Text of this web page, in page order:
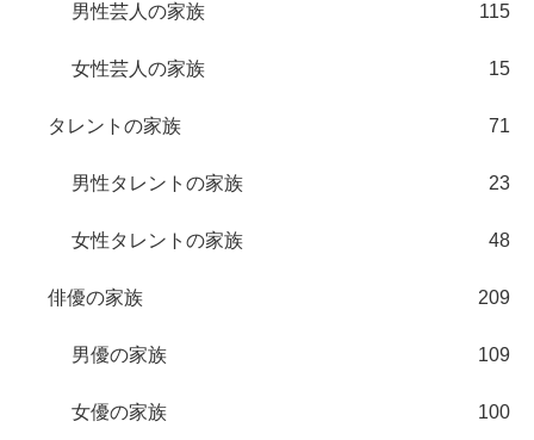
男性芸人の家族 115
女性芸人の家族 15
タレントの家族 71
男性タレントの家族 23
女性タレントの家族 48
俳優の家族 209
男優の家族 109
女優の家族 100